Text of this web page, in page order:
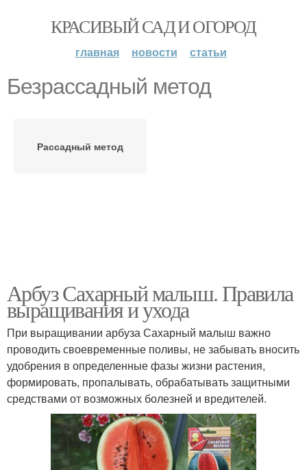
КРАСИВЫЙ САД И ОГОРОД
главная новости статьи
Безрассадный метод
Рассадный метод
Арбуз Сахарный малыш. Правила
выращивания и ухода
При выращивании арбуза Сахарный малыш важно
проводить своевременные поливы, не забывать вносить
удобрения в определенные фазы жизни растения,
формировать, пропалывать, обрабатывать защитными
средствами от возможных болезней и вредителей.